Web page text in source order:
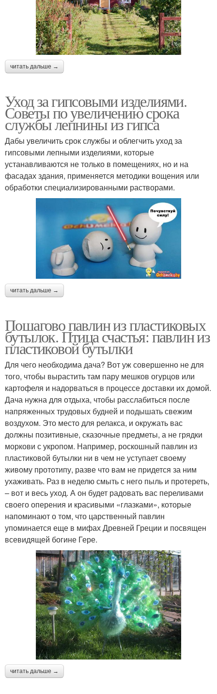
читать дальше →
Уход за гипсовыми изделиями.
Советы по увеличению срока
службы лепнины из гипса
Дабы увеличить срок службы и облегчить уход за
гипсовыми лепными изделиями, которые
устанавливаются не только в помещениях, но и на
фасадах здания, применяется методики вощения или
обработки специализированными растворами.
читать дальше →
Пошагово павлин из пластиковых
бутылок. Птица счастья: павлин из
пластиковой бутылки
Для чего необходима дача? Вот уж совершенно не для
того, чтобы вырастить там пару мешков огурцов или
картофеля и надорваться в процессе доставки их домой.
Дача нужна для отдыха, чтобы расслабиться после
напряженных трудовых будней и подышать свежим
воздухом. Это место для релакса, и окружать вас
должны позитивные, сказочные предметы, а не грядки
моркови с укропом. Например, роскошный павлин из
пластиковой бутылки ни в чем не уступает своему
живому прототипу, разве что вам не придется за ним
ухаживать. Раз в неделю смыть с него пыль и протереть,
– вот и весь уход. А он будет радовать вас переливами
своего оперения и красивыми «глазками», которые
напоминают о том, что царственный павлин
упоминается еще в мифах Древней Греции и посвящен
всевидящей богине Гере.
читать дальше →